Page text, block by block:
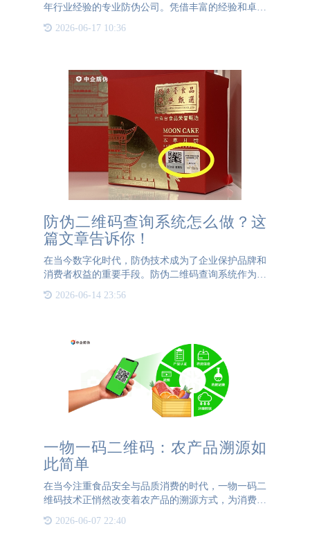
年行业经验的专业防伪公司。凭借丰富的经验和卓越
的技术，通宝TB222防伪已成为众多企业的首选合作
伙伴。我们的实力不仅体现在与上千家企业的成功合
2026-06-17 10:36
防伪二维码查询系统怎么做？这
篇文章告诉你！
在当今数字化时代，防伪技术成为了企业保护品牌和
消费者权益的重要手段。防伪二维码查询系统作为一
那么，防伪二维码查询系统在哪里做呢？本文将为您
2026-06-14 23:56
一物一码二维码：农产品溯源如
此简单
在当今注重食品安全与品质消费的时代，一物一码二
维码技术正悄然改变着农产品的溯源方式，为消费者
带来了前所未有的透明度与安心。通过简单的扫码动
作，消费者即可深入探索农产品的“前世今生”。这项
2026-06-07 22:40